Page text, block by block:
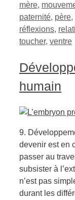
mère,
paternité, père,
réflexions,
toucher, ventre
humain
9.
devenir est en
passer au
subsister à
n’est pas
durant les